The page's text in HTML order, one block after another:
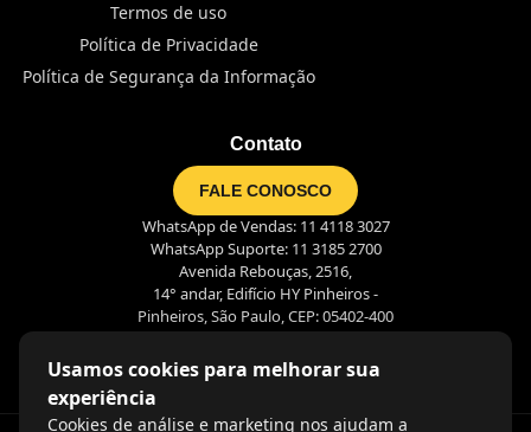
Termos de uso
Política de Privacidade
Política de Segurança da Informação
Contato
FALE CONOSCO
WhatsApp de Vendas: 11 4118 3027
WhatsApp Suporte: 11 3185 2700
Avenida Rebouças, 2516,
14° andar, Edifício HY Pinheiros -
Pinheiros, São Paulo, CEP: 05402-400
Usamos cookies para melhorar sua
experiência
Cookies de análise e marketing nos ajudam a